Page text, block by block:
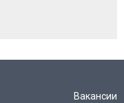
Вакансии